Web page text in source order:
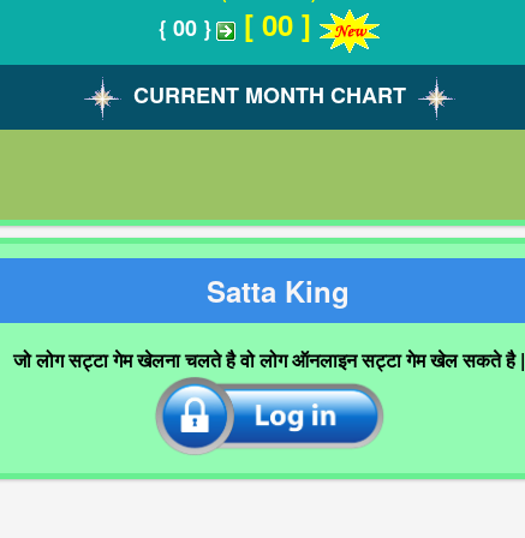
{ 00 } [ 00 ]
CURRENT MONTH CHART
Satta King
जो लोग सट्टा गेम खेलना चलते है वो लोग ऑनलाइन सट्टा गेम खेल सकते है |